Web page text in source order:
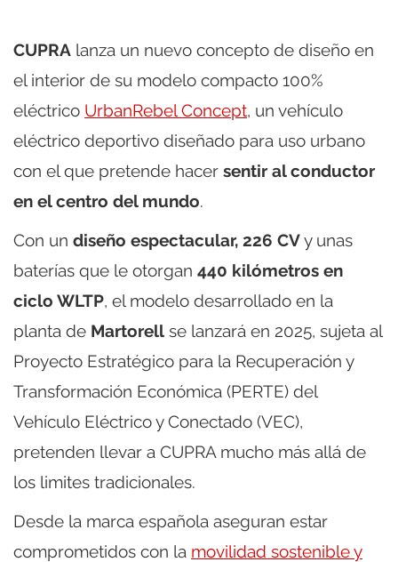
CUPRA lanza un nuevo concepto de diseño en
el interior de su modelo compacto 100%
eléctrico UrbanRebel Concept, un vehículo
eléctrico deportivo diseñado para uso urbano
con el que pretende hacer sentir al conductor
en el centro del mundo.
Con un diseño espectacular, 226 CVy unas
baterías que le otorgan 440 kilómetros en
ciclo WLTP, el modelo desarrollado en la
planta de Martorell se lanzará en 2025, sujeta al
Proyecto Estratégico para la Recuperación y
Transformación Económica (PERTE) del
Vehículo Eléctrico y Conectado (VEC),
pretenden llevar a CUPRA mucho más allá de
los limites tradicionales.
Desde la marca española aseguran estar
comprometidos con la movilidad sostenible y